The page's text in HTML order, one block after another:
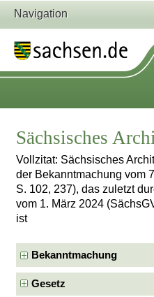
Navigation
Sächsisches
Vollzitat: Sächsisches
der Bekanntmachung vom
S. 102, 237), das zuletzt
vom 1. März 2024
ist
Bekanntmachung
Gesetz